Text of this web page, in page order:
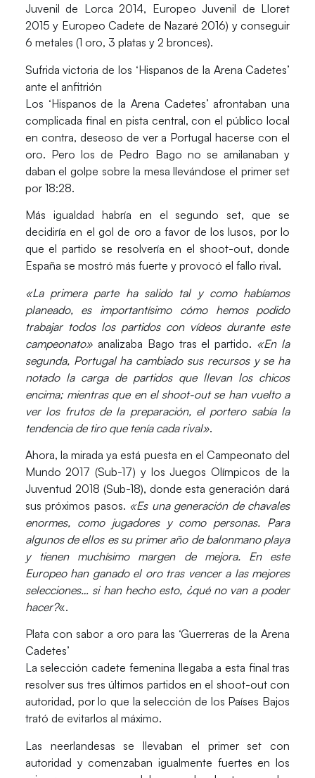
Juvenil de Lorca 2014, Europeo Juvenil de Lloret
2015 y Europeo Cadete de Nazaré 2016) y conseguir
6 metales (1 oro, 3 platas y 2 bronces).
Sufrida victoria de los ‘Hispanos de la Arena Cadetes’
ante el anfitrión
Los ‘Hispanos de la Arena Cadetes’ afrontaban una
complicada final en pista central, con el público local
en contra, deseoso de ver a Portugal hacerse con el
oro. Pero los de Pedro Bago no se amilanaban y
daban el golpe sobre la mesa llevándose el primer set
por 18:28.
Más igualdad habría en el segundo set, que se
decidiría en el gol de oro a favor de los lusos, por lo
que el partido se resolvería en el shoot-out, donde
España se mostró más fuerte y provocó el fallo rival.
«La primera parte ha salido tal y como habíamos
planeado, es importantísimo cómo hemos podido
trabajar todos los partidos con vídeos durante este
campeonato»analizaba Bago tras el partido. «En la
segunda, Portugal ha cambiado sus recursos y se ha
notado la carga de partidos que llevan los chicos
encima; mientras que en el shoot-out se han vuelto a
ver los frutos de la preparación, el portero sabía la
tendencia de tiro que tenía cada rival».
Ahora, la mirada ya está puesta en el Campeonato del
Mundo 2017 (Sub-17) y los Juegos Olímpicos de la
Juventud 2018 (Sub-18), donde esta generación dará
sus próximos pasos. «Es una generación de chavales
enormes, como jugadores y como personas. Para
algunos de ellos es su primer año de balonmano playa
y tienen muchísimo margen de mejora. En este
Europeo han ganado el oro tras vencer a las mejores
selecciones… si han hecho esto, ¿qué no van a poder
hacer?«.
Plata con sabor a oro para las ‘Guerreras de la Arena
Cadetes’
La selección cadete femenina llegaba a esta final tras
resolver sus tres últimos partidos en el shoot-out con
autoridad, por lo que la selección de los Países Bajos
trató de evitarlos al máximo.
Las neerlandesas se llevaban el primer set con
autoridad y comenzaban igualmente fuertes en los